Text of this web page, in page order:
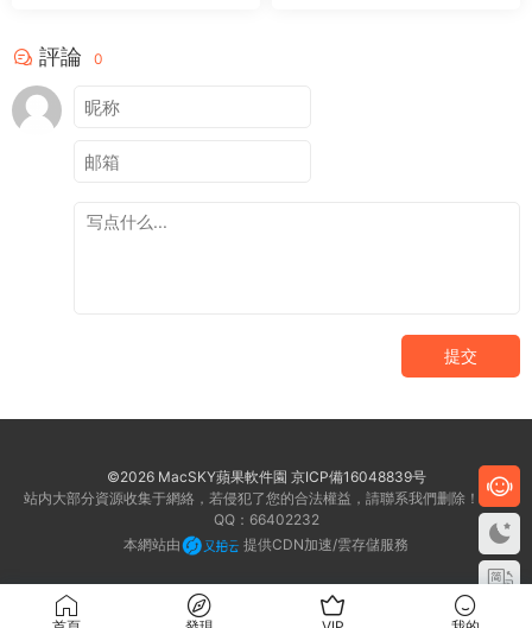
評論 0
提交
©2026 MacSKY蘋果軟件園 京ICP備16048839号
站内大部分資源收集于網絡，若侵犯了您的合法權益，請聯系我們删除！客服
QQ：66402232
本網站由
提供CDN加速/雲存儲服務